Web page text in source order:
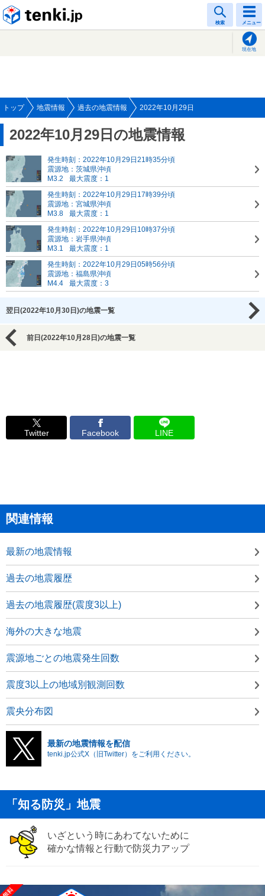
検索 メニュー
現在地
トップ 地震情報 過去の地震情報 2022年10月29日
2022年10月29日の地震情報
発生時刻：2022年10月29日21時35分頃
震源地：茨城県沖頃
M3.2
最大震度：1
発生時刻：2022年10月29日17時39分頃
震源地：宮城県沖頃
M3.8
最大震度：1
発生時刻：2022年10月29日10時37分頃
震源地：岩手県沖頃
M3.1
最大震度：1
発生時刻：2022年10月29日05時56分頃
震源地：福島県沖頃
M4.4
最大震度：3
翌日(2022年10月30日)の地震一覧
前日(2022年10月28日)の地震一覧
Twitter Facebook LINE
関連情報
最新の地震情報
過去の地震履歴
過去の地震履歴(震度3以上)
海外の大きな地震
震源地ごとの地震発生回数
震度3以上の地域別観測回数
震央分布図
最新の地震情報を配信
tenki.jp公式X（旧Twitter）をご利用ください。
「知る防災」地震
いざという時にあわてないために
確かな情報と行動で防災力アップ